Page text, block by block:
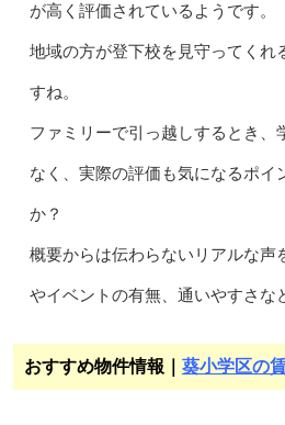
が高く評価されているようです。
地域の方が登下校を見守ってくれ
すね。
ファミリーで引っ越しするとき、
なく、実際の評価も気になるポイ
か？
概要からは伝わらないリアルな声
やイベントの有無、通いやすさな
おすすめ物件情報｜ 葵小学区の